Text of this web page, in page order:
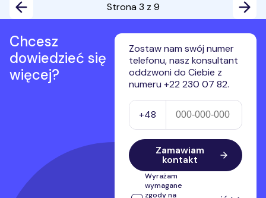
Strona3 z 9
Chcesz
dowiedzieć się
więcej?
Zostaw nam swój numer
telefonu, nasz konsultant
oddzwoni do Ciebie z
numeru +22 230 07 82.
Numer telefonu
+48
Zamawiam
kontakt
Wyrażam
wymagane
zgody na